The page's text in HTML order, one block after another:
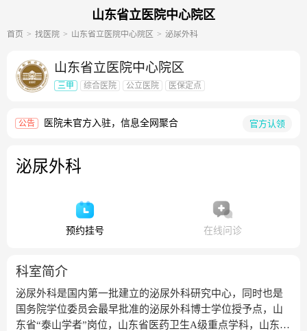
山东省立医院中心院区
首页 找医院 山东省立医院中心院区 泌尿外科
山东省立医院中心院区
三甲 综合医院 公立医院 医保定点
公告 医院未官方入驻，信息全网聚合 官方认领
泌尿外科
预约挂号 在线问诊
科室简介
泌尿外科是国内第一批建立的泌尿外科研究中心，同时也是
国务院学位委员会最早批准的泌尿外科博士学位授予点，山
东省“泰山学者”岗位，山东省医药卫生A级重点学科，山东省